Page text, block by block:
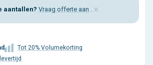
aantallen? Vraag offerte aan . ×
Tot 20% Volumekorting